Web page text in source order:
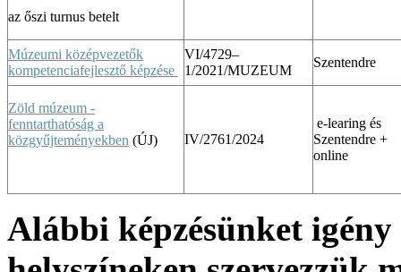
az őszi turnus betelt
Múzeumi középvezetők
kompetenciafejlesztő képzése
VI/4729–
1/2021/MUZEUM
Szentendre
Zöld múzeum -
fenntarthatóság a
közgyűjteményekben (ÚJ) IV/2761/2024
e-learing és
Szentendre +
online
Alábbi képzésünket